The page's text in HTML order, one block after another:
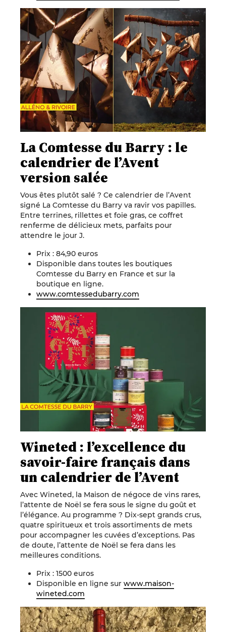
La Comtesse du Barry : le
calendrier de l’Avent
version salée
Vous êtes plutôt salé ? Ce calendrier de l’Avent
signé La Comtesse du Barry va ravir vos papilles.
Entre terrines, rillettes et foie gras, ce coffret
renferme de délicieux mets, parfaits pour
attendre le jour J.
Prix : 84,90 euros
Disponible dans toutes les boutiques
Comtesse du Barry en France et sur la
boutique en ligne.
www.comtessedubarry.com
Wineted : l’excellence du
savoir-faire français dans
un calendrier de l’Avent
Avec Wineted, la Maison de négoce de vins rares,
l’attente de Noël se fera sous le signe du goût et
l’élégance. Au programme ? Dix-sept grands crus,
quatre spiritueux et trois assortiments de mets
pour accompagner les cuvées d’exceptions. Pas
de doute, l’attente de Noël se fera dans les
meilleures conditions.
Prix : 1500 euros
Disponible en ligne sur www.maison-
wineted.com